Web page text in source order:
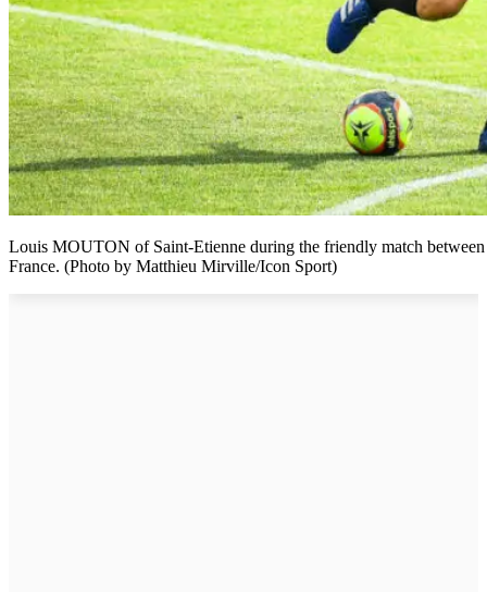
Louis MOUTON of Saint-Etienne during the friendly match
France. (Photo by Matthieu Mirville/Icon Sport)